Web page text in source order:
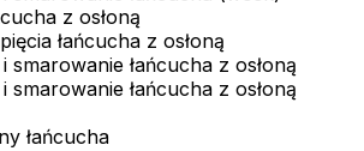
z osłoną
łańcucha z osłoną
smarowanie łańcucha z osłoną
smarowanie łańcucha z osłoną
łańcucha